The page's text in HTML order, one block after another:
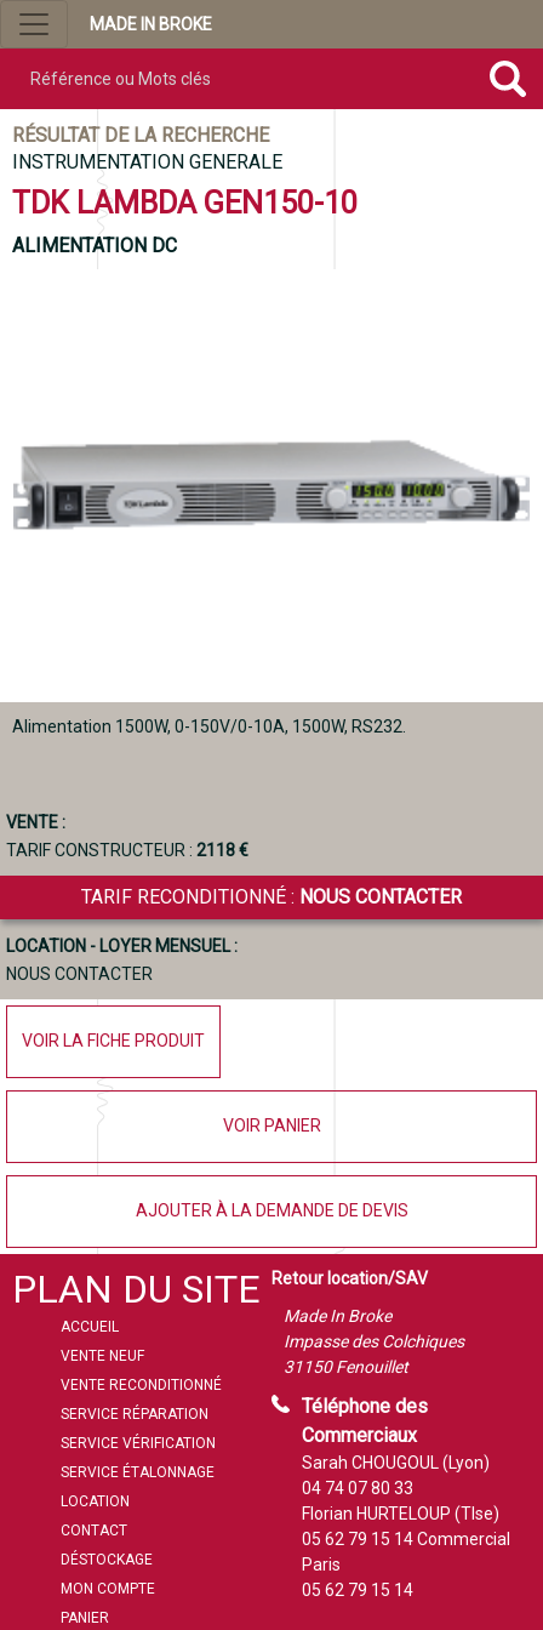
MADE IN BROKE
RÉSULTAT DE LA RECHERCHE
INSTRUMENTATION GENERALE
TDK LAMBDA GEN150-10
ALIMENTATION DC
Alimentation 1500W, 0-150V/0-10A, 1500W, RS232.
VENTE :
TARIF CONSTRUCTEUR : 2118 €
TARIF RECONDITIONNÉ : NOUS CONTACTER
LOCATION - LOYER MENSUEL :
NOUS CONTACTER
VOIR LA FICHE PRODUIT
VOIR PANIER
AJOUTER À LA DEMANDE DE DEVIS
PLAN DU SITE
ACCUEIL
VENTE NEUF
VENTE RECONDITIONNÉ
SERVICE RÉPARATION
SERVICE VÉRIFICATION
SERVICE ÉTALONNAGE
LOCATION
CONTACT
DÉSTOCKAGE
MON COMPTE
PANIER
Retour location/SAV
Made In Broke
Impasse des Colchiques
31150 Fenouillet
Téléphone des
Commerciaux
Sarah CHOUGOUL (Lyon)
04 74 07 80 33
Florian HURTELOUP (Tlse)
05 62 79 15 14Commercial
Paris
05 62 79 15 14